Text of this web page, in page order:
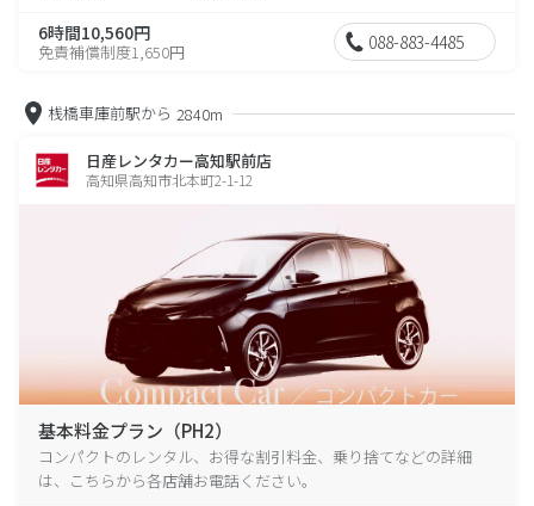
6時間10,560円
免責補償制度1,650円 088-883-4485
桟橋車庫前駅から 2840m
日産レンタカー高知駅前店
高知県高知市北本町2-1-12
基本料金プラン（PH2）
コンパクトのレンタル、お得な割引料金、乗り捨てなどの詳細
は、こちらから各店舗お電話ください。